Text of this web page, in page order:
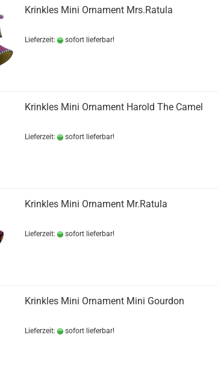
Krinkles Mini Ornament Mrs.Ratula
Lieferzeit: sofort lieferbar!
Krinkles Mini Ornament Harold The Camel
Lieferzeit: sofort lieferbar!
Krinkles Mini Ornament Mr.Ratula
Lieferzeit: sofort lieferbar!
Krinkles Mini Ornament Mini Gourdon
Lieferzeit: sofort lieferbar!